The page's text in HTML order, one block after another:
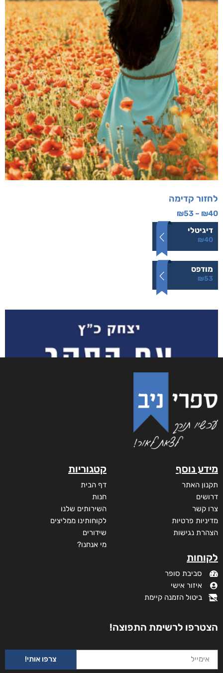
לחזור קדימה
₪40
–
₪53
דיגיטלי
₪40
מודפס
₪53
עם הסקר
מידע נוסף
תקנון האתר
דרושים
צרו קשר
מדיניות פרטיות
הצהרת נגישות
לקוחות
סביבת סופר
איזור אישי
ביטול הזמנה קיימת
קטגוריות
דף הבית
חנות
השירותים שלנו
לקוחותינו ממליצים
שידורים
מי אנחנו?
הצטרפו לרשימת התפוצה!
צרפו אותי!